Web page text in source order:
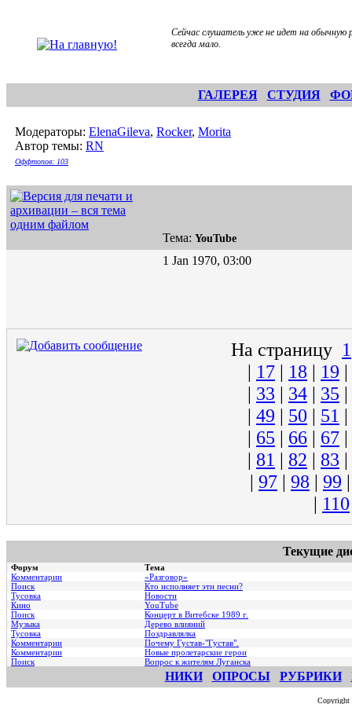
Сейчас слушатель уже не идет на
всегда мало.
ГАЛЕРЕЯ СТУДИЯ
Модераторы: ElenaGileva, Rocker, Morita
Автор темы: RN
Оффтопов: 103
Тема: YouTube
1 Jan 1970, 03:00
На страницу 1
| 17 | 18 | 19 |
| 33 | 34 | 35 |
| 49 | 50 | 51 |
| 65 | 66 | 67 |
| 81 | 82 | 83 |
| 97 | 98 | 99
| 110
Текущие
Форум
Тема
Комментарии
«Разговор»
Поиск
Кто исполняет эти песни?
Тусовка
Новости
Кино
YouTube
Поиск
Концерт в Витебске 1989 г.
Музыка
Дерево влияний
Тусовка
Поздравлялка
Комментарии
Почему Густав-"Густав".
Комментарии
Hовые пролетарские герои
Поиск
Вопрос к жителям Луганска
НИКИ ОПРОСЫ РУБРИКИ